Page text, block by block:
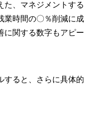
た、マネジメントする
業時間の〇％削減に成
に関する数字もアピー
すると、さらに具体的